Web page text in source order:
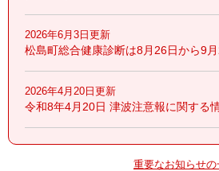
2026年6月3日更新
松島町総合健康診断は8月26日から9
2026年4月20日更新
令和8年4月20日 津波注意報に関する
重要なお知らせの